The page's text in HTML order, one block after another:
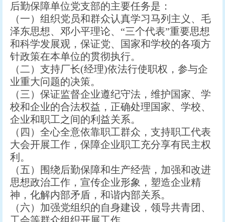
后勤保障单位党支部的主要任务是：
（一）组织党员和群众认真学习马列主义、毛
泽东思想、邓小平理论、“三个代表”重要思想
和科学发展观，保证党、国家和学校的各项方
针政策在本单位的贯彻执行。
（二）支持厂长(经理)依法行使职权，参与企
业重大问题的决策。
（三）保证监督企业遵纪守法，维护国家、学
校和企业的合法权益，正确处理国家、学校、
企业和职工之间的利益关系。
（四）全心全意依靠职工群众，支持职工代表
大会开展工作，保障企业职工充分享有民主权
利。
（五）围绕后勤保障和生产经营，加强和改进
思想政治工作，宣传企业形象，塑造企业精
神，化解内部矛盾，和谐内部关系。
（六）加强党组织的自身建设，领导共青团、